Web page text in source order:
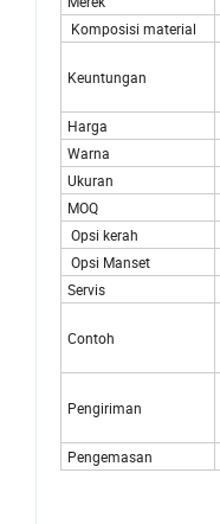
Komposisi material
Keuntungan
Harga
Warna
Ukuran
MOQ
Opsi kerah
Opsi Manset
Servis
Contoh
Pengiriman
Pengemasan